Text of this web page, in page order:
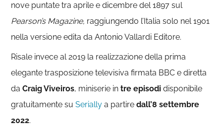
nove puntate tra aprile e dicembre del 1897 sul
Pearson’s Magazine, raggiungendo l’Italia solo nel 1901
nella versione edita da Antonio Vallardi Editore.
Risale invece al 2019 la realizzazione della prima
elegante trasposizione televisiva firmata BBC e diretta
daCraig Viveiros, miniserie intre episodidisponibile
gratuitamente suSerially a partiredall’8 settembre
2022.